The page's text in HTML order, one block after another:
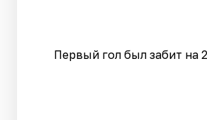
Первый гол был забит на